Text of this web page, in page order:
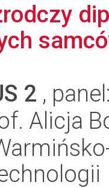
2 ,
Alicja